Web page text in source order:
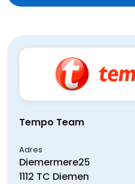
Tempo Team
Adres
Diemermere25
1112 TC Diemen